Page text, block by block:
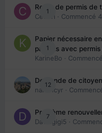
1
Refus de permis de
Cedbri · Commencé
1
Papier nécessaire
parents avec permis
KarineBo · Commencé
12
Demande de
nanancyr ·
7
Problème
Davidgigi5 ·